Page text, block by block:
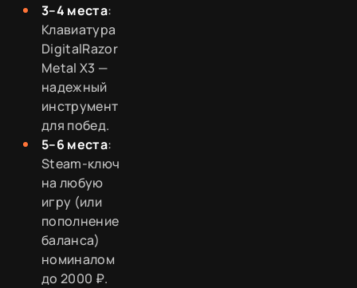
3–4 места:
Клавиатура
DigitalRazor
Metal X3 —
надежный
инструмент
для побед.
5–6 места:
Steam-ключ
на любую
игру (или
пополнение
баланса)
номиналом
до 2000 ₽.